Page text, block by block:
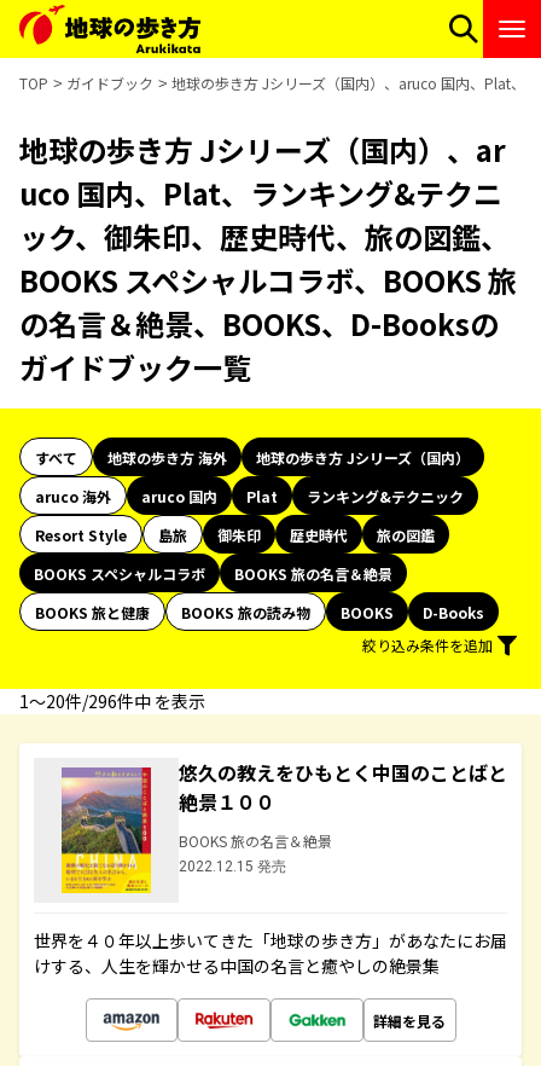
TOP ガイドブック 地球の歩き方 Jシリーズ（国内）、aruco 国内、Plat、
地球の歩き方 Jシリーズ（国内）、ar
uco 国内、Plat、ランキング&テクニ
ック、御朱印、歴史時代、旅の図鑑、
BOOKS スペシャルコラボ、BOOKS 旅
の名言＆絶景、BOOKS、D-Booksの
ガイドブック一覧
すべて 地球の歩き方 海外
地球の歩き方 Jシリーズ（国内）
aruco 海外
aruco 国内 Plat
ランキング&テクニック
Resort Style
島旅 御朱印 歴史時代
旅の図鑑
BOOKS スペシャルコラボ
BOOKS 旅の名言＆絶景
BOOKS 旅と健康
BOOKS 旅の読み物 BOOKS
D-Books
絞り込み条件を追加
1〜20件/296件中 を表示
悠久の教えをひもとく中国のことばと
絶景１００
BOOKS 旅の名言＆絶景
2022.12.15 発売
世界を４０年以上歩いてきた「地球の歩き方」があなたにお届
けする、人生を輝かせる中国の名言と癒やしの絶景集
詳細を見る